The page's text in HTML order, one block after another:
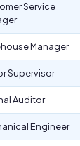
Service
Manager
Supervisor
Auditor
Engineer